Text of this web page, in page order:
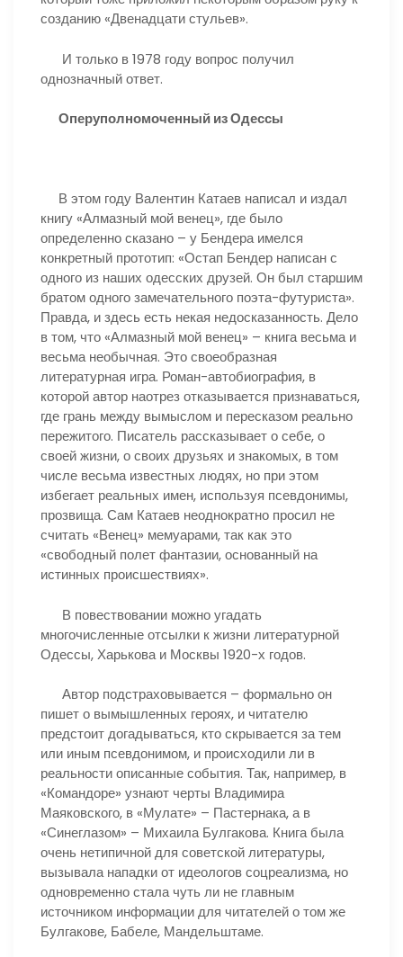
созданию «Двенадцати стульев».
И только в 1978 году вопрос получил
однозначный ответ.
Оперуполномоченный из Одессы
В этом году Валентин Катаев написал и издал
книгу «Алмазный мой венец», где было
определенно сказано – у Бендера имелся
конкретный прототип: «Остап Бендер написан с
одного из наших одесских друзей. Он был старшим
братом одного замечательного поэта-футуриста».
Правда, и здесь есть некая недосказанность. Дело
в том, что «Алмазный мой венец» – книга весьма и
весьма необычная. Это своеобразная
литературная игра. Роман-автобиография, в
которой автор наотрез отказывается признаваться,
где грань между вымыслом и пересказом реально
пережитого. Писатель рассказывает о себе, о
своей жизни, о своих друзьях и знакомых, в том
числе весьма известных людях, но при этом
избегает реальных имен, используя псевдонимы,
прозвища. Сам Катаев неоднократно просил не
считать «Венец» мемуарами, так как это
«свободный полет фантазии, основанный на
истинных происшествиях».
В повествовании можно угадать
многочисленные отсылки к жизни литературной
Одессы, Харькова и Москвы 1920-х годов.
Автор подстраховывается – формально он
пишет о вымышленных героях, и читателю
предстоит догадываться, кто скрывается за тем
или иным псевдонимом, и происходили ли в
реальности описанные события. Так, например, в
«Командоре» узнают черты Владимира
Маяковского, в «Мулате» – Пастернака, а в
«Синеглазом» – Михаила Булгакова. Книга была
очень нетипичной для советской литературы,
вызывала нападки от идеологов соцреализма, но
одновременно стала чуть ли не главным
источником информации для читателей о том же
Булгакове, Бабеле, Мандельштаме.